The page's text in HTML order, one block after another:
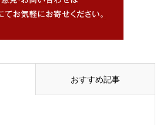
おすすめ記事